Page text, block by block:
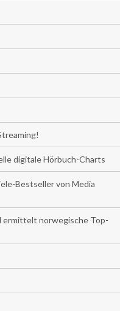
digitale Hörbuch-Charts
Bestseller von Media
ermittelt norwegische Top-